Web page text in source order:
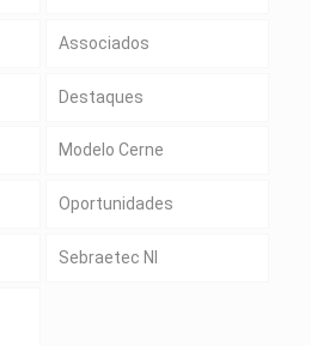
Associados
Destaques
Modelo Cerne
Oportunidades
Sebraetec NI